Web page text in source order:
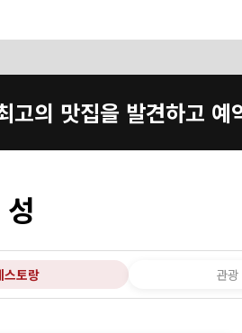
고의 맛집을 발견하고 예
스토랑 관